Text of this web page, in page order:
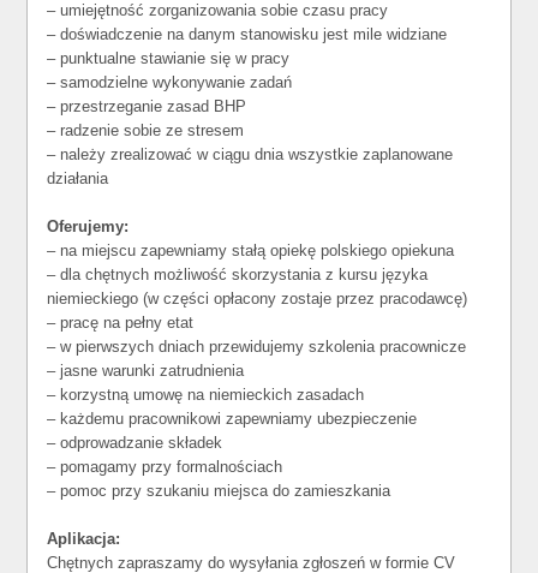
– umiejętność zorganizowania sobie czasu pracy
– doświadczenie na danym stanowisku jest mile widziane
– punktualne stawianie się w pracy
– samodzielne wykonywanie zadań
– przestrzeganie zasad BHP
– radzenie sobie ze stresem
– należy zrealizować w ciągu dnia wszystkie zaplanowane
działania
Oferujemy:
– na miejscu zapewniamy stałą opiekę polskiego opiekuna
– dla chętnych możliwość skorzystania z kursu języka
niemieckiego (w części opłacony zostaje przez pracodawcę)
– pracę na pełny etat
– w pierwszych dniach przewidujemy szkolenia pracownicze
– jasne warunki zatrudnienia
– korzystną umowę na niemieckich zasadach
– każdemu pracownikowi zapewniamy ubezpieczenie
– odprowadzanie składek
– pomagamy przy formalnościach
– pomoc przy szukaniu miejsca do zamieszkania
Aplikacja:
Chętnych zapraszamy do wysyłania zgłoszeń w formie CV